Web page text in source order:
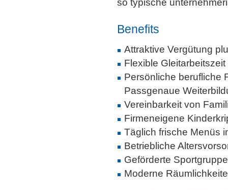
so typische
Benefits
Attraktive Vergütung
Flexible
Persönliche berufliche
Passgenaue
Vereinbarkeit von
Firmeneigene
Täglich frische Menüs
Betriebliche
Geförderte
Moderne